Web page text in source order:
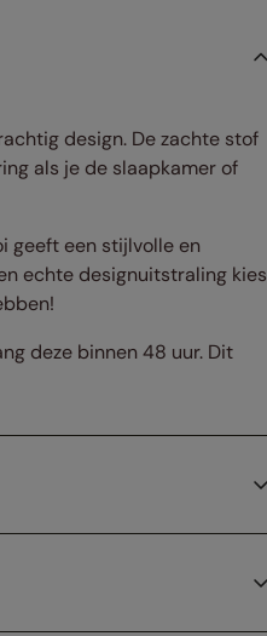
design. De zachte stof
als je de slaapkamer of
geeft een stijlvolle en
echte designuitstraling kies
deze binnen 48 uur. Dit